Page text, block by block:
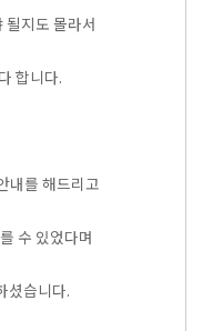
될지도 몰라서
합니다.
내를 해드리고
수 있었다며
셨습니다.